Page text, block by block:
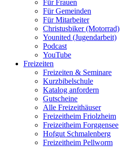
Für Frauen
Für Gemeinden
Für Mitarbeiter
Christusbiker (Motorrad)
Younited (Jugendarbeit)
Podcast
YouTube
Freizeiten
Freizeiten & Seminare
Kurzbibelschule
Katalog anfordern
Gutscheine
Alle Freizeithäuser
Freizeitheim Friolzheim
Freizeitheim Forggensee
Hofgut Schmalenberg
Freizeitheim Pellworm